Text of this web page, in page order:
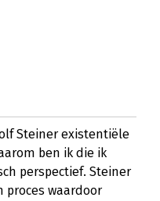
Steiner existentiële
ben ik die ik
perspectief. Steiner
proces waardoor